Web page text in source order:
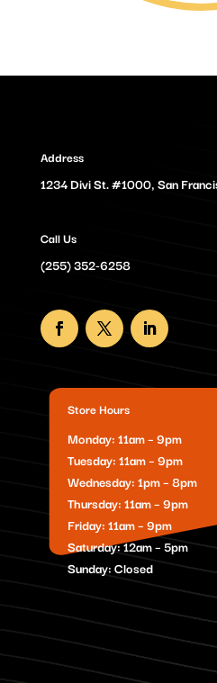
Address
1234 Divi St. #1000, San
Call Us
(255) 352-6258
Store Hours
Monday: 11am – 9pm
Tuesday: 11am – 9pm
Wednesday: 1pm – 8pm
Thursday: 11am – 9pm
Friday: 11am – 9pm
Saturday: 12am – 5pm
Sunday: Closed